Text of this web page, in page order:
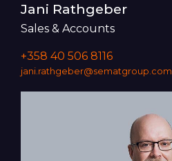
Jani Rathgeber
Sales & Accounts
+358 40 506 8116
jani.rathgeber@sematgroup.com